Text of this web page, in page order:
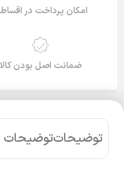
امکان پرداخت در
ضمانت اصل بودن کالا
توضیحاتتوضیحات